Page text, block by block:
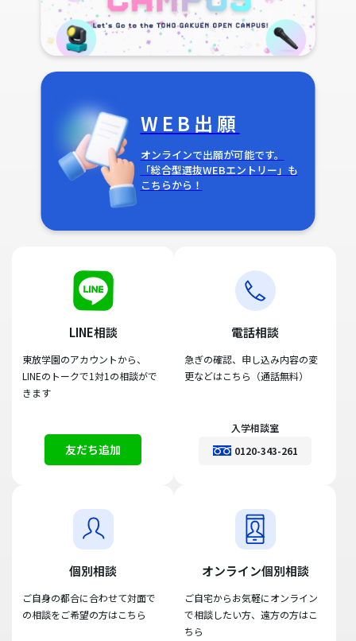
WEB出願
オンラインで出願が可能です。
「総合型選抜WEBエントリー」も
こちらから！
LINE相談
東放学園のアカウントから、
LINEのトークで1対1の相談がで
きます
友だち追加
電話相談
急ぎの確認、申し込み内容の変
更などはこちら（通話無料）
入学相談室
0120-343-261
個別相談
ご自身の都合に合わせて対面で
の相談をご希望の方はこちら
オンライン個別相談
ご自宅からお気軽にオンライン
で相談したい方、遠方の方はこ
ちら